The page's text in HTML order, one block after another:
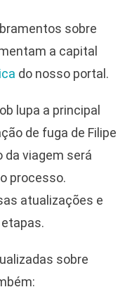
sobre
a capital
do nosso portal.
lupa a principal
de fuga de Filipe
da viagem será
processo.
atualizações e
sobre